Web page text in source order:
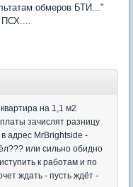
обмеров БТИ..."
на 1,1 м2
зачислят разницу
адрес MrBrightside -
или сильно обидно
к работам и по
ждать - пусть ждёт -